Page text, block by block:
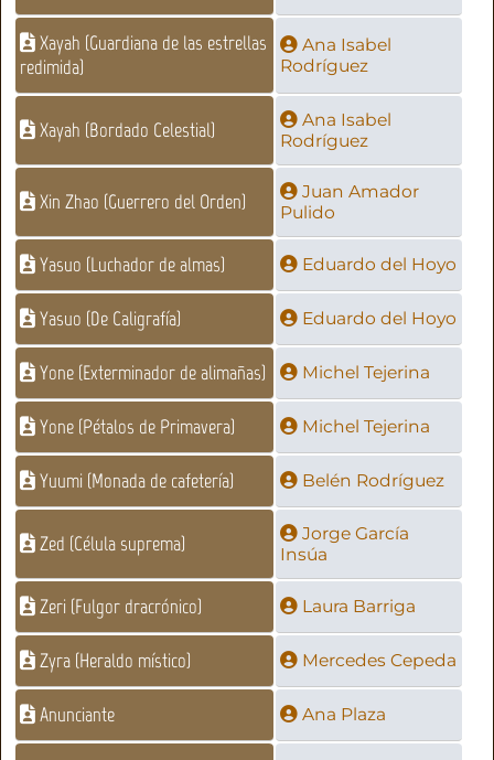
Xayah (Guardiana de las estrellas
redimida)
Ana Isabel
Rodríguez
Xayah (Bordado Celestial)
Ana Isabel
Rodríguez
Xin Zhao (Guerrero del Orden)
Juan Amador
Pulido
Yasuo (Luchador de almas) Eduardo del Hoyo
Yasuo (De Caligrafía) Eduardo del Hoyo
Yone (Exterminador de alimañas) Michel Tejerina
Yone (Pétalos de Primavera) Michel Tejerina
Yuumi (Monada de cafetería) Belén Rodríguez
Zed (Célula suprema)
Jorge García
Insúa
Zeri (Fulgor dracrónico) Laura Barriga
Zyra (Heraldo místico) Mercedes Cepeda
Anunciante Ana Plaza